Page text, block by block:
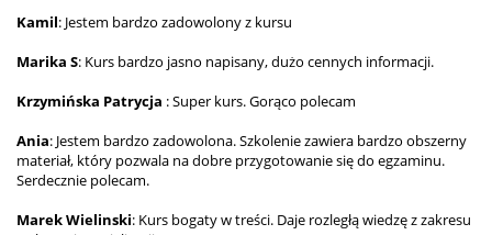
Kamil: Jestem bardzo zadowolony z kursu
Marika S: Kurs bardzo jasno napisany, dużo cennych informacji.
Krzymińska Patrycja : Super kurs. Gorąco polecam
Ania: Jestem bardzo zadowolona. Szkolenie zawiera bardzo obszerny
materiał, który pozwala na dobre przygotowanie się do egzaminu.
Serdecznie polecam.
Marek Wielinski: Kurs bogaty w treści. Daje rozległą wiedzę z zakresu